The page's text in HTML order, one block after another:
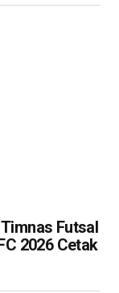
Futsal
2026 Cetak